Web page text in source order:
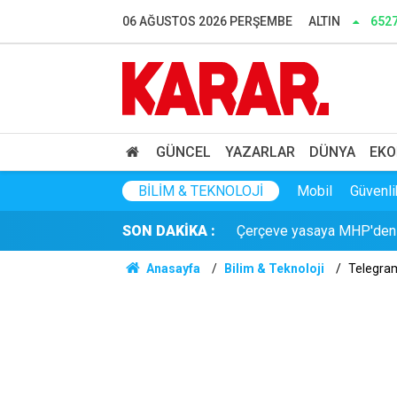
06 AĞUSTOS 2026 PERŞEMBE ALTIN
GÜNCEL YAZARLAR DÜNYA
BILIM & TEKNOLOJI Mobil
SON DAKİKA :
Burdur'da 132 bin
Bakan Fidan'dan Suriye
Çerçeve yasaya
Klibinde tüfek
TMO fındık alım
Anasayfa Bilim & Teknoloji